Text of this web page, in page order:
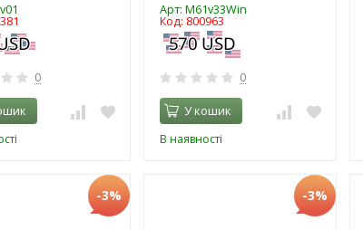
0
Арт: M61v33Win
Код: 800963
0
У кошик
В наявності
-3% -3%